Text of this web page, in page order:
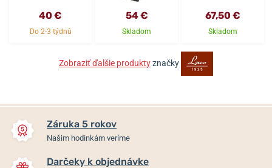
40 €
Do 2-3 týdnů
54 €
Skladom
67,50 €
Skladom
Zobraziť ďalšie produktyznačky
Záruka 5 rokov
Našim hodinkám veríme
Darčeky k objednávke